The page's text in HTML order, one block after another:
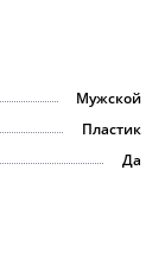
Мужской
Пластик
Да